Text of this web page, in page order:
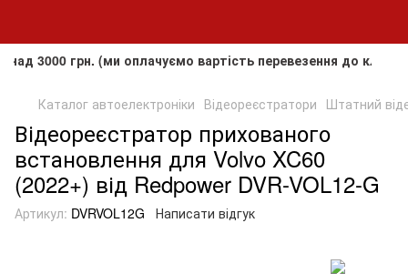
(ми оплачуємо вартість перевезення до клієнта,
Каталог автоелектроніки Відеореєстратори Штатний
Відеореєстратор прихованого
встановлення для Volvo XC60
(2022+) від Redpower DVR-VOL12-G
Артикул: DVRVOL12G Написати відгук